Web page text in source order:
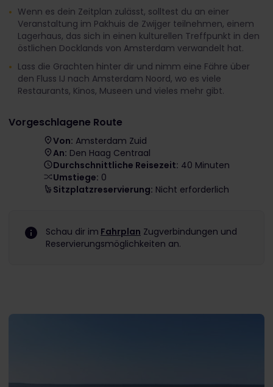
Wenn es dein Zeitplan zulässt, solltest du an einer
Veranstaltung im Pakhuis de Zwijger teilnehmen, einem
Lagerhaus, das sich in einen kulturellen Treffpunkt in den
östlichen Docklands von Amsterdam verwandelt hat.
Lass die Grachten hinter dir und nimm eine Fähre über
den Fluss IJ nach Amsterdam Noord, wo es viele
Restaurants, Kinos, Museen und vieles mehr gibt.
Vorgeschlagene Route
Von: Amsterdam Zuid
An: Den Haag Centraal
Durchschnittliche Reisezeit: 40 Minuten
Umstiege: 0
Sitzplatzreservierung: Nicht erforderlich
Schau dir im Fahrplan Zugverbindungen und
Reservierungsmöglichkeiten an.